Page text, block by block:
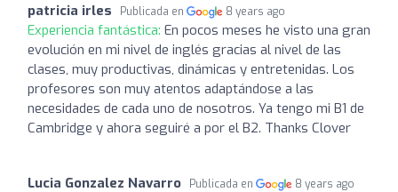
patricia irles Publicada en 8 years ago
Experiencia fantástica: En pocos meses he visto una gran
evolución en mi nivel de inglés gracias al nivel de las
clases, muy productivas, dinámicas y entretenidas. Los
profesores son muy atentos adaptándose a las
necesidades de cada uno de nosotros. Ya tengo mi B1 de
Cambridge y ahora seguiré a por el B2. Thanks Clover
Lucia Gonzalez Navarro Publicada en 8 years ago